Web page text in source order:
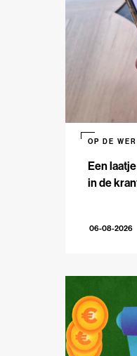
Een
in de
OP DE
06-08-2026